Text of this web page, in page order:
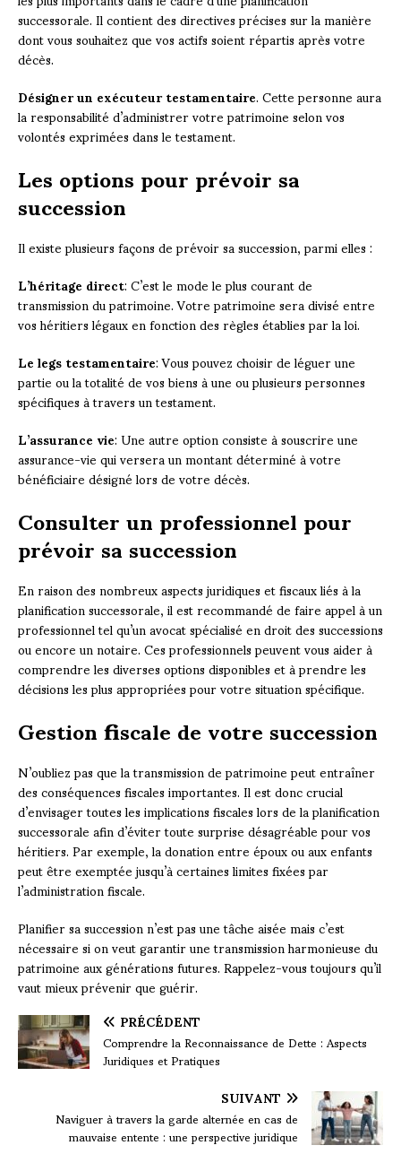
successorale. Il contient des directives précises sur la manière
dont vous souhaitez que vos actifs soient répartis après votre
décès.
Désigner un exécuteur testamentaire. Cette personne aura
la responsabilité d’administrer votre patrimoine selon vos
volontés exprimées dans le testament.
Les options pour prévoir sa
succession
Il existe plusieurs façons de prévoir sa succession, parmi elles :
L’héritage direct: C’est le mode le plus courant de
transmission du patrimoine. Votre patrimoine sera divisé entre
vos héritiers légaux en fonction des règles établies par la loi.
Le legs testamentaire: Vous pouvez choisir de léguer une
partie ou la totalité de vos biens à une ou plusieurs personnes
spécifiques à travers un testament.
L’assurance vie: Une autre option consiste à souscrire une
assurance-vie qui versera un montant déterminé à votre
bénéficiaire désigné lors de votre décès.
Consulter un professionnel pour
prévoir sa succession
En raison des nombreux aspects juridiques et fiscaux liés à la
planification successorale, il est recommandé de faire appel à un
professionnel tel qu’un avocat spécialisé en droit des successions
ou encore un notaire. Ces professionnels peuvent vous aider à
comprendre les diverses options disponibles et à prendre les
décisions les plus appropriées pour votre situation spécifique.
Gestion fiscale de votre succession
N’oubliez pas que la transmission de patrimoine peut entraîner
des conséquences fiscales importantes. Il est donc crucial
d’envisager toutes les implications fiscales lors de la planification
successorale afin d’éviter toute surprise désagréable pour vos
héritiers. Par exemple, la donation entre époux ou aux enfants
peut être exemptée jusqu’à certaines limites fixées par
l’administration fiscale.
Planifier sa succession n’est pas une tâche aisée mais c’est
nécessaire si on veut garantir une transmission harmonieuse du
patrimoine aux générations futures. Rappelez-vous toujours qu’il
vaut mieux prévenir que guérir.
PRÉCÉDENT
Comprendre la Reconnaissance de Dette : Aspects
Juridiques et Pratiques
SUIVANT
Naviguer à travers la garde alternée en cas de
mauvaise entente : une perspective juridique